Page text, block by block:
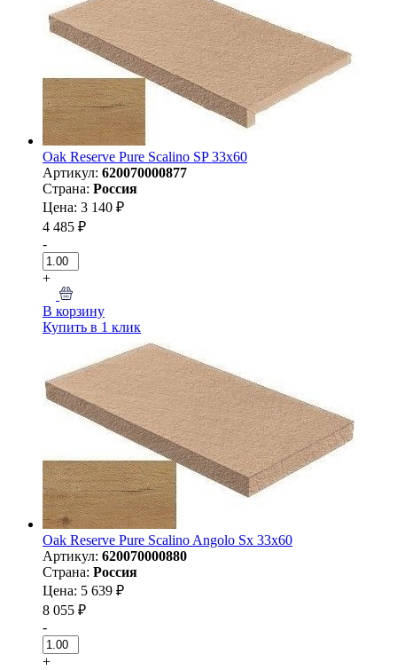
Oak Reserve Pure Scalino SP 33x60
Артикул: 620070000877
Страна: Россия
Цена: 3 140 ₽
4 485 ₽
-
+
В корзину
Купить в 1 клик
Oak Reserve Pure Scalino Angolo Sx 33x60
Артикул: 620070000880
Страна: Россия
Цена: 5 639 ₽
8 055 ₽
-
+